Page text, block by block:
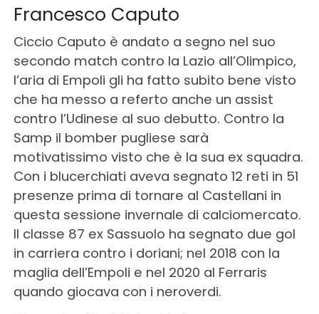
Francesco Caputo
Ciccio Caputo è andato a segno nel suo
secondo match contro la Lazio all’Olimpico,
l’aria di Empoli gli ha fatto subito bene visto
che ha messo a referto anche un assist
contro l’Udinese al suo debutto. Contro la
Samp il bomber pugliese sarà
motivatissimo visto che è la sua ex squadra.
Con i blucerchiati aveva segnato 12 reti in 51
presenze prima di tornare al Castellani in
questa sessione invernale di calciomercato.
Il classe 87 ex Sassuolo ha segnato due gol
in carriera contro i doriani; nel 2018 con la
maglia dell’Empoli e nel 2020 al Ferraris
quando giocava con i neroverdi.